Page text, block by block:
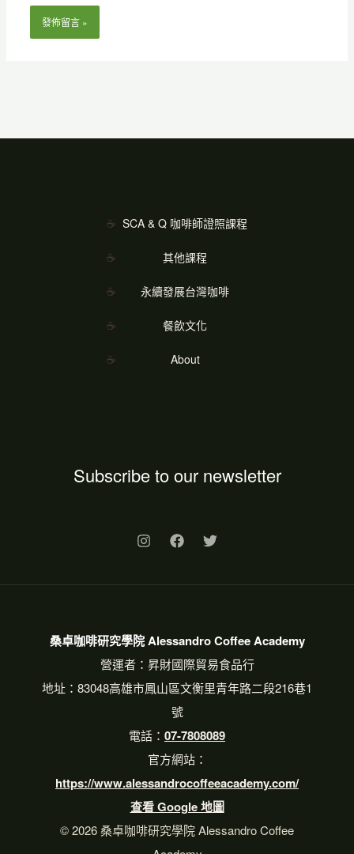
SCA & Q 咖啡師證照課程
其他課程
永續發展台灣咖啡
餐飲文化
About
Subscribe to our newsletter
桑卓咖啡研究學院 Alessandro Coffee Academy
營運者：昇財國際貿易食品行
地址：83048高雄市鳳山區文衡里青年路二段216巷1
號
電話： 07-7808089
官方網站：
https://www.alessandrocoffeeacademy.com/
查看 Google 地圖
© 2026 桑卓咖啡研究學院 Alessandro Coffee